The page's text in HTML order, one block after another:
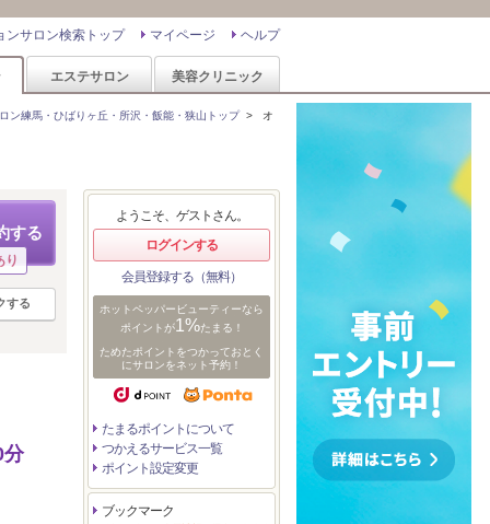
ヘルプ
マイページ
ンサロン検索トップ
エステサロン 美容クリニック
ン練馬・ひばりヶ丘・所沢・飯能・狭山トップ> オ
する
り
する
分
ようこそ、ゲストさん。
ログインする
会員登録する（無料）
ホットペッパービューティーなら
ポイントが1%たまる！
ためたポイントをつかっておとく
にサロンをネット予約！
たまるポイントについて
つかえるサービス一覧
ポイント設定変更
ブックマーク